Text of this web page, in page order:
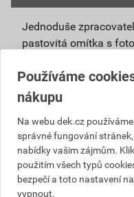
Jednoduše
pastovitá omítka s
Připravená k
penetrací
podklad S.
Díky
omítka
blízké silikátové
klimatické
Unikátní
Používáme
nákupu
Na webu dek.cz
správné fungování
nabídky vašim zájmům.
použitím všech typů
bezpečí a toto nastavení
vypnout.